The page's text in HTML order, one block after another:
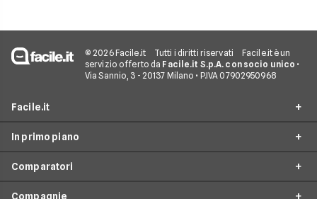
© 2026 Facile.it Tutti i diritti riservati
Facile.it è un
servizio offerto da Facile.it S.p.A. con socio unico •
Via Sannio, 3 - 20137 Milano • P.IVA 07902950968
Facile.it
Assicurazioni
Prestiti
In primo piano
Offerte Fibra
Comparatori
Compagnie